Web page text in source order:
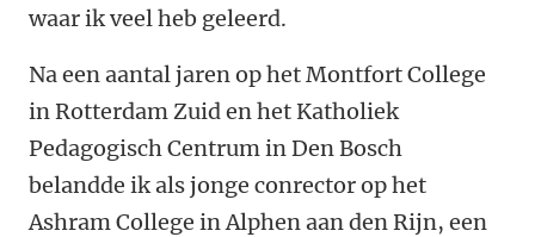
waar ik veel heb geleerd.
Na een aantal jaren op het Montfort College
in Rotterdam Zuid en het Katholiek
Pedagogisch Centrum in Den Bosch
belandde ik als jonge conrector op het
Ashram College in Alphen aan den Rijn, een